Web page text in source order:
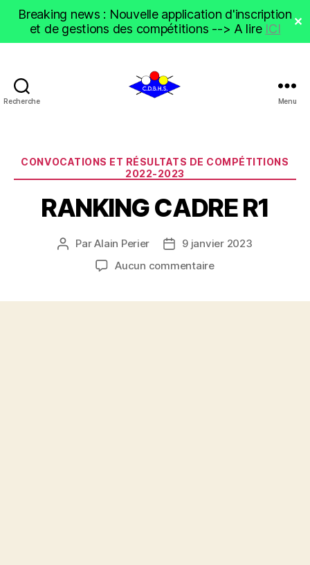
Breaking news : Nouvelle application d'inscription
et de gestions des compétitions --> A lire ICI ✕
Recherche Menu
Catégories
CONVOCATIONS ET RÉSULTATS DE COMPÉTITIONS
2022-2023
RANKING CADRE R1
Auteur
ParAlain Perier
Date9 janvier 2023
Aucun commentairesur